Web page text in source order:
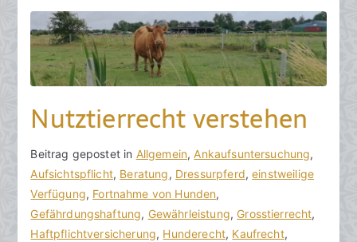
0
2
3
Nutztierrecht verstehen
V
o
n
h
o
B
e
i
t
r
Beitrag gepostet in Allgemein, Ankaufsuntersuchung,
Aufsichtspflicht, Beratung, Dressurpferd,einstweilige
Verfügung, Fortnahme von Hunden,
Gefährdungshaftung, Gewährleistung, Grosstierrecht,
Haftpflichtversicherung, Hunderecht, Kaufrecht,
K
e
i
n
e